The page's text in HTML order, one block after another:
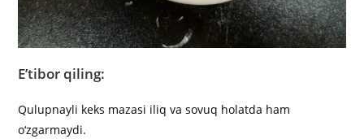
E’tibor qiling:
Qulupnayli keks mazasi iliq va sovuq holatda ham
o‘zgarmaydi.